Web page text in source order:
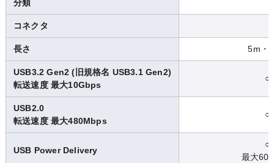
分類
コネクタ
長さ 5m・
USB3.2 Gen2 (旧規格名 USB3.1 Gen2)
転送速度 最大10Gbps
○
USB2.0
転送速度 最大480Mbps
○
USB Power Delivery
○
最大